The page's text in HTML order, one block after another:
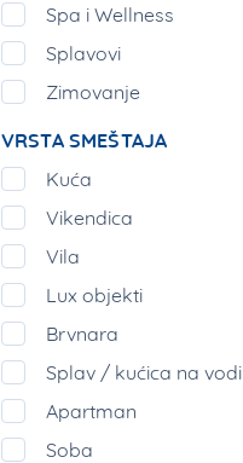
Spa i Wellness
Splavovi
Zimovanje
VRSTA SMEŠTAJA
Kuća
Vikendica
Vila
Lux objekti
Brvnara
Splav / kućica na vodi
Apartman
Soba